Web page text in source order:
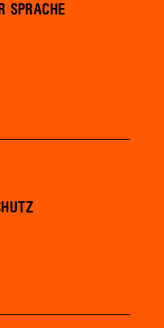
SPRACHE